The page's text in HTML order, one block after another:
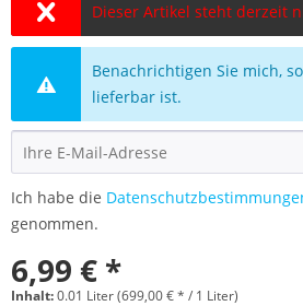
Dieser Artikel steht derzeit
Benachrichtigen Sie mich,
lieferbar ist.
Ich habe die
genommen.
6,99 € *
Inhalt:0.01 Liter (699,00 € * / 1 Liter)